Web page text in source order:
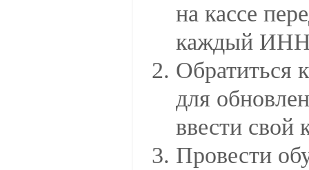
на кассе
каждый
Обратиться
для
ввести свой
Провести